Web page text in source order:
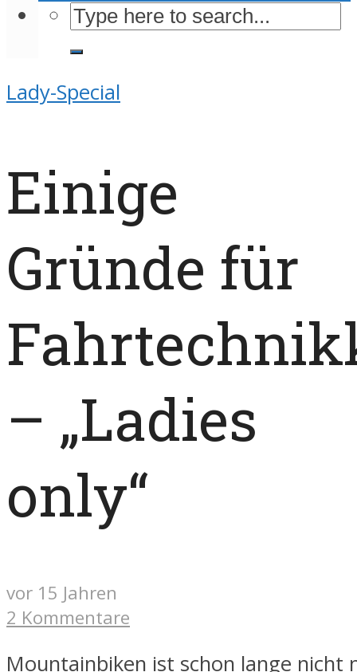
Lady-Special
Einige
Gründe für
– „Ladies
only“
vor 15 Jahren
2 Kommentare
Mountainbiken ist schon lange nicht